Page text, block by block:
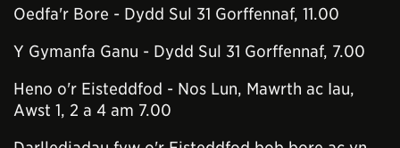
Oedfa'r Bore - Dydd Sul 31 Gorffennaf, 11.00
Y Gymanfa Ganu - Dydd Sul 31 Gorffennaf, 7.00
Heno o'r Eisteddfod - Nos Lun, Mawrth ac Iau,
Awst 1, 2 a 4 am 7.00